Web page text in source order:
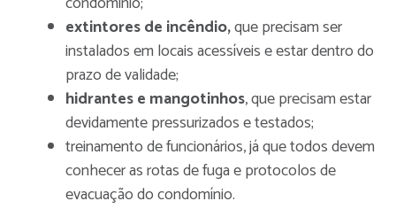
extintores de incêndio,que precisam ser
instalados em locais acessíveis e estar dentro do
prazo de validade;
hidrantes e mangotinhos, que precisam estar
devidamente pressurizados e testados;
treinamento de funcionários, já que todos devem
conhecer as rotas de fuga e protocolos de
evacuação do condomínio.